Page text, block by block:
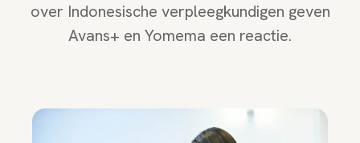
over Indonesische verpleegkundigen geven
Avans+ en Yomema een reactie.